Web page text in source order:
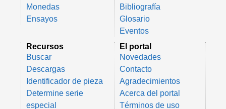
Monedas
Ensayos
Bibliografía
Glosario
Eventos
Recursos
Buscar
Descargas
Identificador de pieza
Determine serie
especial
El portal
Novedades
Contacto
Agradecimientos
Acerca del portal
Términos de uso